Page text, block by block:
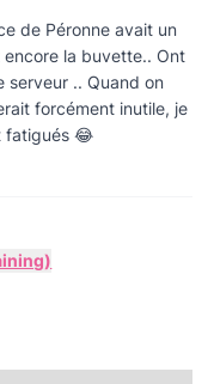
de Péronne avait un
la buvette.. Ont
serveur .. Quand on
forcément inutile, je
fatigués 😂